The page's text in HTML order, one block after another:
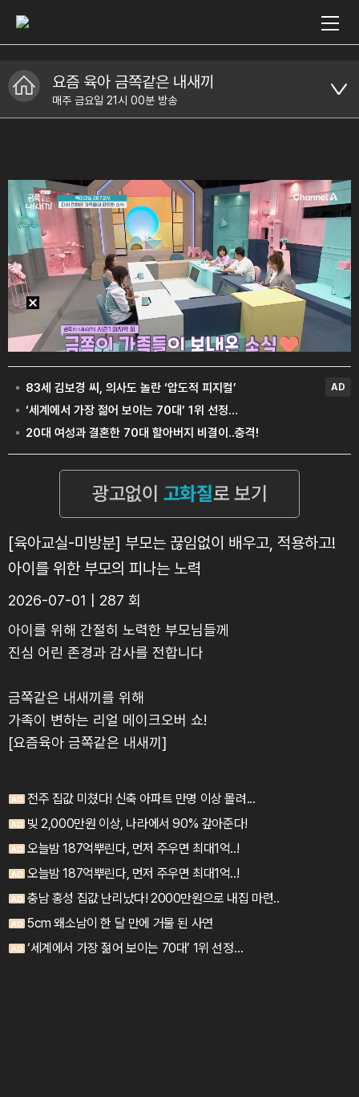
요즘 육아 금쪽같은 내새끼
매주 금요일 21시 00분 방송
[육아교실-미방분] 부모는 끊임없이 배우고, 적용하고!
아이를 위한 부모의 피나는 노력
2026-07-01 | 287 회
아이를 위해 간절히 노력한 부모님들께
진심 어린 존경과 감사를 전합니다
금쪽같은 내새끼를 위해
가족이 변하는 리얼 메이크오버 쇼!
[요즘육아 금쪽같은 내새끼]